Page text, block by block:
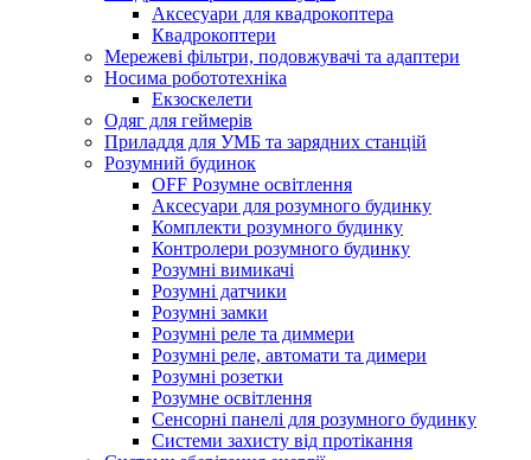
Аксесуари для квадрокоптера
Квадрокоптери
Мережеві фільтри, подовжувачі та адаптери
Носима робототехніка
Екзоскелети
Одяг для геймерів
Приладдя для УМБ та зарядних станцій
Розумний будинок
OFF Розумне освітлення
Аксесуари для розумного будинку
Комплекти розумного будинку
Контролери розумного будинку
Розумні вимикачі
Розумні датчики
Розумні замки
Розумні реле та диммери
Розумні реле, автомати та димери
Розумні розетки
Розумне освітлення
Сенсорні панелі для розумного будинку
Системи захисту від протікання